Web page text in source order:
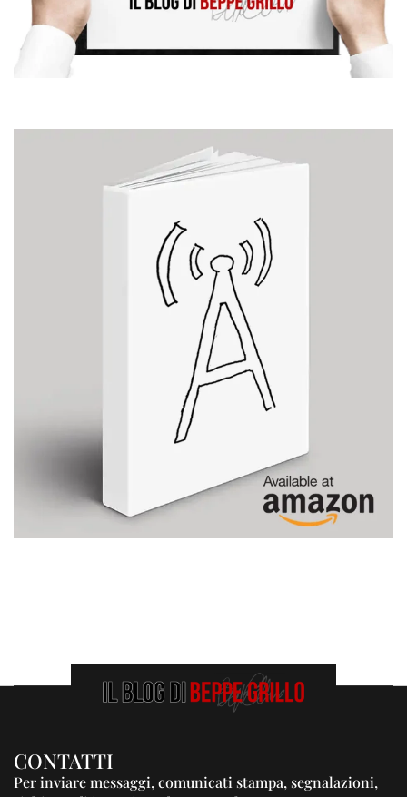
CONTATTI
Per inviare messaggi, comunicati stampa, segnalazioni,